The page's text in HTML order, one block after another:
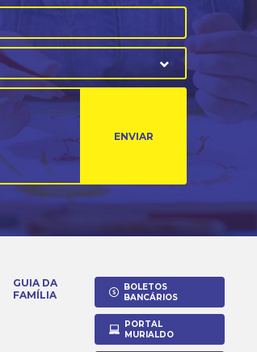
ENVIAR
GUIA DA
FAMÍLIA
BOLETOS
BANCÁRIOS
PORTAL
MURIALDO